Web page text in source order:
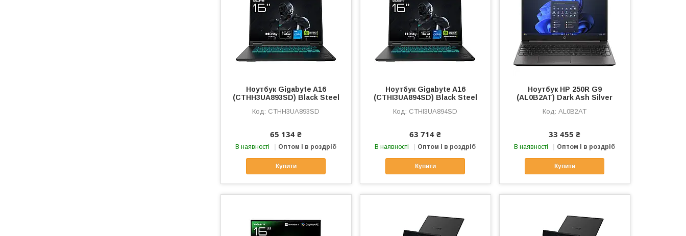
Ноутбук Gigabyte A16
(CTHH3UA893SD) Black Steel
CTHH3UA893SD
65 134 ₴
В наявності Оптом і в роздріб
Купити
Ноутбук Gigabyte A16
(CTHI3UA894SD) Black Steel
CTHI3UA894SD
63 714 ₴
В наявності Оптом і в роздріб
Купити
Ноутбук HP 250R G9
(AL0B2AT) Dark Ash Silver
AL0B2AT
33 455 ₴
В наявності Оптом і в роздріб
Купити